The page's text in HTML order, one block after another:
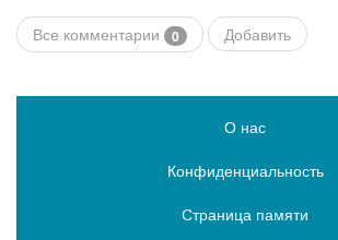
Все комментарии 0 Добавить
О нас
Конфиденциальность
Страница памяти